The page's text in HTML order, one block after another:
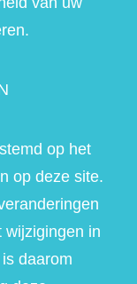
op het
op deze site.
wijzigingen in
daarom